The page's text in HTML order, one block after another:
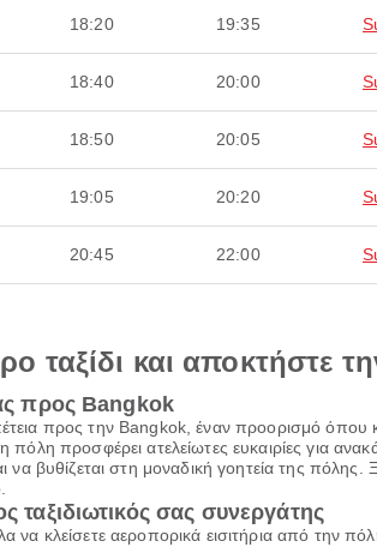
18:20 19:35
18:40 20:00
18:50 20:05
19:05 20:20
20:45 22:00
ταξίδι και αποκτήστε
προς Bangkok
προς την Bangkok, έναν προορισμό όπου
πόλη προσφέρει ατελείωτες ευκαιρίες για
να βυθίζεται στη μοναδική γοητεία της
ταξιδιωτικός σας συνεργάτης
να κλείσετε αεροπορικά εισιτήρια από την